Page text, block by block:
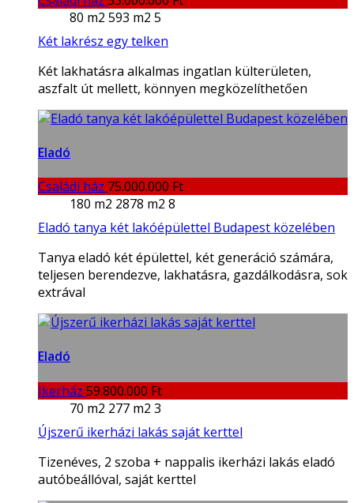
80 m2 593 m2 5
Két lakrész egy telken
Két lakhatásra alkalmas ingatlan külterületen,
aszfalt út mellett, könnyen megközelíthetően
Eladó
Családi ház 75.000.000 Ft
180 m2 2878 m2 8
Eladó tanya két lakóépülettel Budapest közelében
Tanya eladó két épülettel, két generáció számára,
teljesen berendezve, lakhatásra, gazdálkodásra, sok
extrával
Eladó
Ikerház 59.800.000 Ft
70 m2 277 m2 3
Újszerű ikerházi lakás saját kerttel
Tizenéves, 2 szoba + nappalis ikerházi lakás eladó
autóbeállóval, saját kerttel